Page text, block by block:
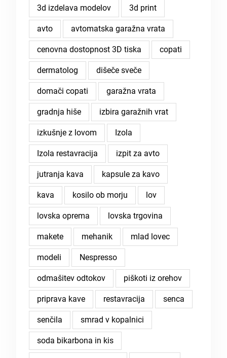
3d izdelava modelov 3d print
avto avtomatska garažna vrata
cenovna dostopnost 3D tiska copati
dermatolog dišeče sveče
domači copati garažna vrata
gradnja hiše izbira garažnih vrat
izkušnje z lovom Izola
Izola restavracija izpit za avto
jutranja kava kapsule za kavo
kava kosilo ob morju lov
lovska oprema lovska trgovina
makete mehanik mlad lovec
modeli Nespresso
odmašitev odtokov piškoti iz orehov
priprava kave restavracija senca
senčila smrad v kopalnici
soda bikarbona in kis